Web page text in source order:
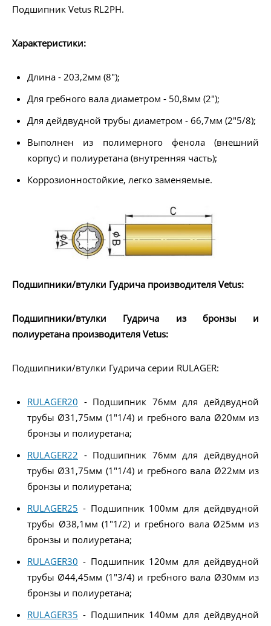
Подшипник Vetus RL2PH.
Характеристики:
Длина - 203,2мм (8");
Для гребного вала диаметром - 50,8мм (2");
Для дейдвудной трубы диаметром - 66,7мм (2"5/8);
Выполнен из полимерного фенола (внешний
корпус) и полиуретана (внутренняя часть);
Коррозионностойкие, легко заменяемые.
Подшипники/втулки Гудрича производителя Vetus:
Подшипники/втулки Гудрича из бронзы и
полиуретана производителя Vetus:
Подшипники/втулки Гудрича серии RULAGER:
RULAGER20 - Подшипник 76мм для дейдвудной
трубы Ø31,75мм (1"1/4) и гребного вала Ø20мм из
бронзы и полиуретана;
RULAGER22 - Подшипник 76мм для дейдвудной
трубы Ø31,75мм (1"1/4) и гребного вала Ø22мм из
бронзы и полиуретана;
RULAGER25 - Подшипник 100мм для дейдвудной
трубы Ø38,1мм (1"1/2) и гребного вала Ø25мм из
бронзы и полиуретана;
RULAGER30 - Подшипник 120мм для дейдвудной
трубы Ø44,45мм (1"3/4) и гребного вала Ø30мм из
бронзы и полиуретана;
RULAGER35 - Подшипник 140мм для дейдвудной